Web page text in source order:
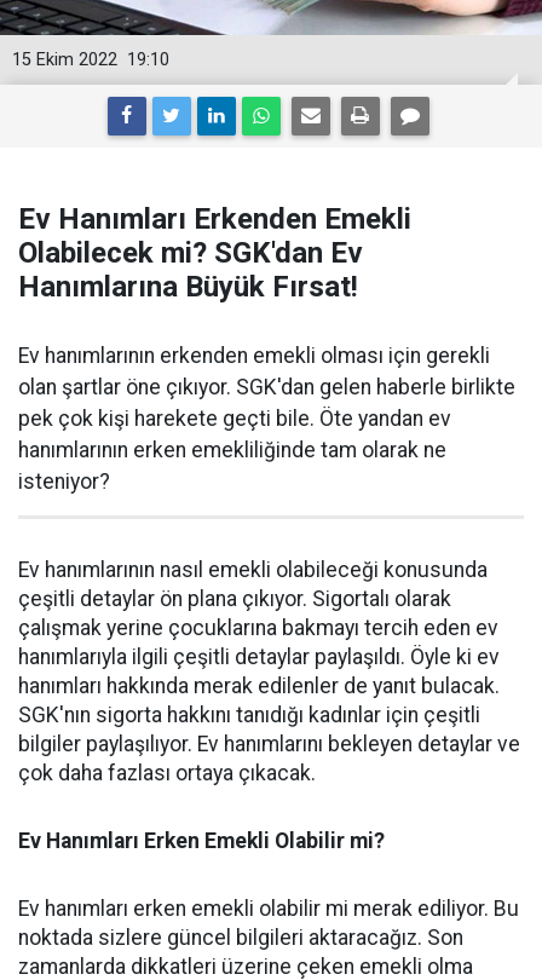
19:10
15 Ekim 2022
Ev Hanımları Erkenden Emekli
Olabilecek mi? SGK'dan Ev
Hanımlarına Büyük Fırsat!
Ev hanımlarının erkenden emekli olması için gerekli
olan şartlar öne çıkıyor. SGK'dan gelen haberle birlikte
pek çok kişi harekete geçti bile. Öte yandan ev
hanımlarının erken emekliliğinde tam olarak ne
isteniyor?
Ev hanımlarının nasıl emekli olabileceği konusunda
çeşitli detaylar ön plana çıkıyor. Sigortalı olarak
çalışmak yerine çocuklarına bakmayı tercih eden ev
hanımlarıyla ilgili çeşitli detaylar paylaşıldı. Öyle ki ev
hanımları hakkında merak edilenler de yanıt bulacak.
SGK'nın sigorta hakkını tanıdığı kadınlar için çeşitli
bilgiler paylaşılıyor. Ev hanımlarını bekleyen detaylar ve
çok daha fazlası ortaya çıkacak.
Ev Hanımları Erken Emekli Olabilir mi?
Ev hanımları erken emekli olabilir mi merak ediliyor. Bu
noktada sizlere güncel bilgileri aktaracağız. Son
zamanlarda dikkatleri üzerine çeken emekli olma